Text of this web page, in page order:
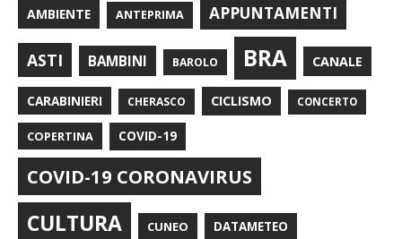
AMBIENTE ANTEPRIMA APPUNTAMENTI
ASTI BAMBINI BAROLO BRA CANALE
CARABINIERI CHERASCO CICLISMO CONCERTO
COPERTINA COVID-19
COVID-19 CORONAVIRUS
CULTURA CUNEO DATAMETEO